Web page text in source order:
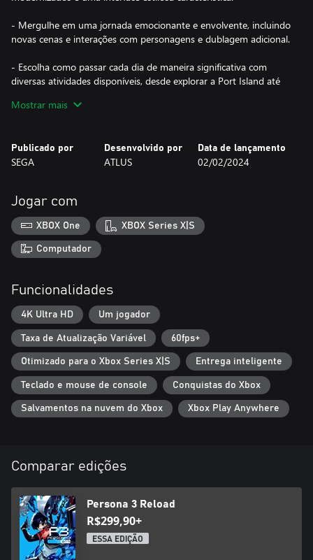
- Mergulhe em uma jornada emocionante e envolvente, incluindo
novas cenas e interações com personagens e dublagem adicional.
- Escolha como passar cada dia de maneira significativa com
diversas atividades disponíveis, desde explorar a Port Island até
Mostrar mais
Publicado por
SEGA
Desenvolvido por
ATLUS
Data de lançamento
02/02/2024
Jogar com
XBOX One XBOX Series X|S
Computador
Funcionalidades
4K Ultra HD Um jogador
Taxa de Atualização Variável 60fps+
Otimizado para o Xbox Series X|S Entrega inteligente
Teclado e mouse de console Conquistas do Xbox
Salvamentos na nuvem do Xbox Xbox Play Anywhere
Comparar edições
Persona 3 Reload
R$299,90+
ESSA EDIÇÃO